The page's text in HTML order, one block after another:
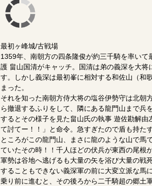
最初ヶ峰城［猿岡山城
最初ヶ峰城/古戦場
1359年、南朝方の四条隆俊が約三千騎を率いて
護 畠山国清がキャッチ。国清は弟の義深を大
す。しかし義深は最初峯に相対する和佐山（和
まった。
それを知った南朝方侍大将の塩谷伊勢守は北朝
ら撤退するふりをして、隣にある龍門山まで兵
するとその様子を見た畠山氏の執事 遊佐勘解
て討てー！！」と命令。急すぎたので盾も持た
ところがこの龍門山、まさに龍のような山で馬
ていたその時！！千人ほどの伏兵が東西の尾根